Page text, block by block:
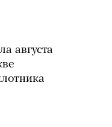
августа